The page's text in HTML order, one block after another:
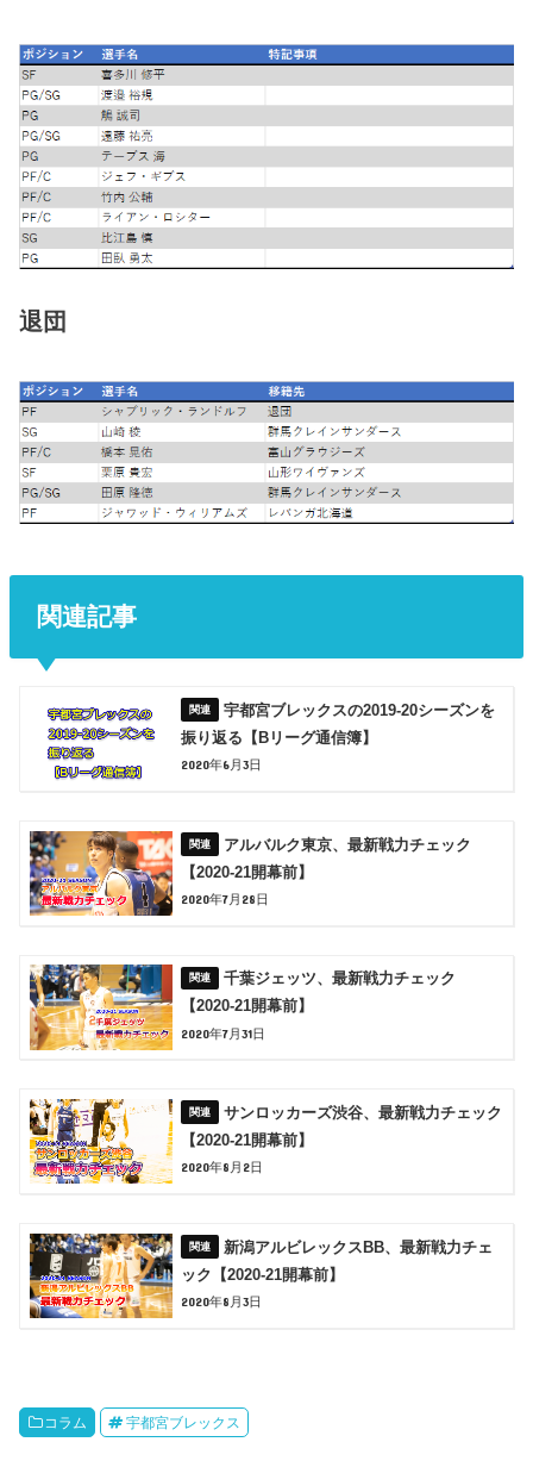
退団
関連記事
宇都宮ブレックスの2019-20シーズンを
振り返る【Bリーグ通信簿】
2020年6月3日
アルバルク東京、最新戦力チェック
【2020-21開幕前】
2020年7月28日
千葉ジェッツ、最新戦力チェック
【2020-21開幕前】
2020年7月31日
サンロッカーズ渋谷、最新戦力チェック
【2020-21開幕前】
2020年8月2日
新潟アルビレックスBB、最新戦力チェ
ック【2020-21開幕前】
2020年8月3日
コラム 宇都宮ブレックス